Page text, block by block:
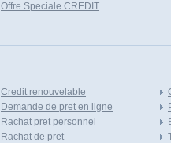
Offre Speciale CREDIT
Credit renouvelable
Demande de pret en ligne
Rachat pret personnel
Rachat de pret